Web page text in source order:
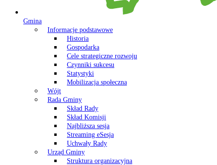
Gmina
Informacje podstawowe
Historia
Gospodarka
Cele strategiczne rozwoju
Czynniki sukcesu
Statystyki
Mobilizacja społeczna
Wójt
Rada Gminy
Skład Rady
Skład Komisji
Najbliższa sesja
Streaming eSesja
Uchwały Rady
Urząd Gminy
Struktura organizacyjna